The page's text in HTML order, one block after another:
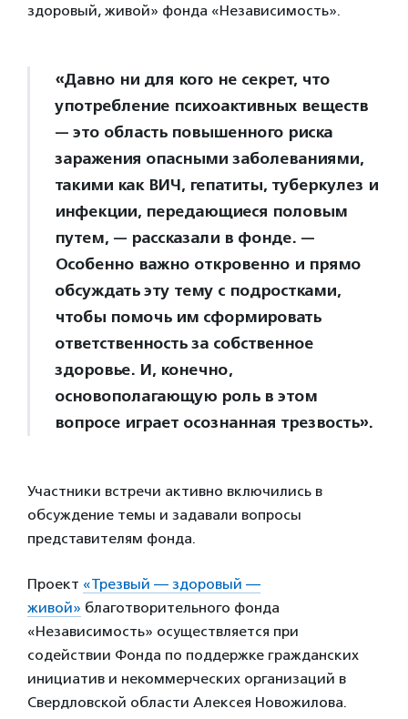
здоровый, живой» фонда «Независимость».
«Давно ни для кого не секрет, что
употребление психоактивных веществ
— это область повышенного риска
заражения опасными заболеваниями,
такими как ВИЧ, гепатиты, туберкулез и
инфекции, передающиеся половым
путем, — рассказали в фонде. —
Особенно важно откровенно и прямо
обсуждать эту тему с подростками,
чтобы помочь им сформировать
ответственность за собственное
здоровье. И, конечно,
основополагающую роль в этом
вопросе играет осознанная трезвость».
Участники встречи активно включились в
обсуждение темы и задавали вопросы
представителям фонда.
Проект «Трезвый — здоровый —
живой» благотворительного фонда
«Независимость» осуществляется при
содействии Фонда по поддержке гражданских
инициатив и некоммерческих организаций в
Свердловской области Алексея Новожилова.